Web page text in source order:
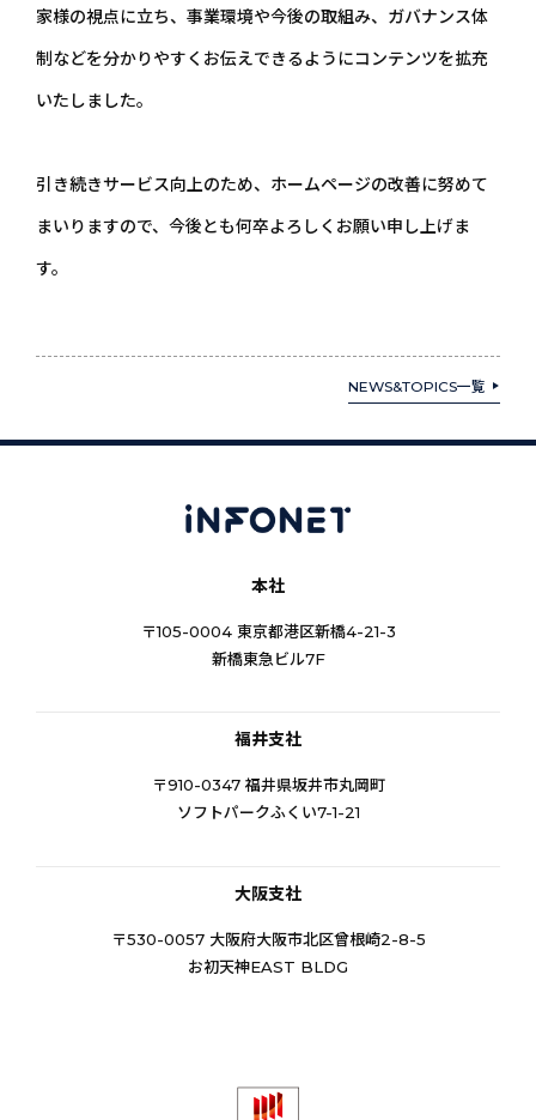
家様の視点に立ち、事業環境や今後の取組み、ガバナンス体
制などを分かりやすくお伝えできるようにコンテンツを拡充
いたしました。
引き続きサービス向上のため、ホームページの改善に努めて
まいりますので、今後とも何卒よろしくお願い申し上げま
す。
NEWS&TOPICS一覧
本社
〒105-0004 東京都港区新橋4-21-3
新橋東急ビル7F
福井支社
〒910-0347 福井県坂井市丸岡町
ソフトパークふくい7-1-21
大阪支社
〒530-0057 大阪府大阪市北区曾根崎2-8-5
お初天神EAST BLDG